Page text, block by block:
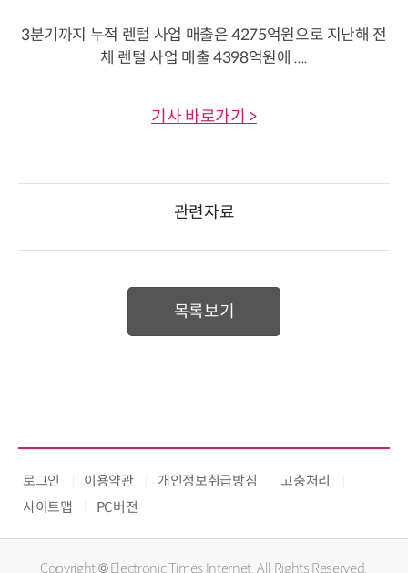
3분기까지 누적 렌털 사업 매출은 4275억원으로 지난해 전
체 렌털 사업 매출 4398억원에 ....
기사 바로가기 >
관련자료
목록보기
로그인 이용약관 개인정보취급방침
고충처리
사이트맵
PC버전
Copyright © Electronic Times Internet. All Rights Reserved.